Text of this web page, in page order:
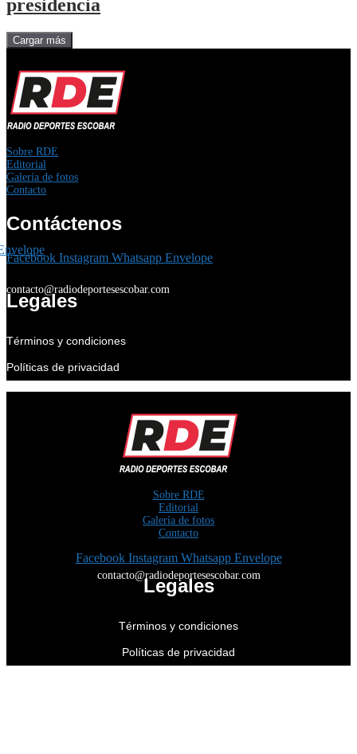
presidencia
Cargar más
Sobre RDE
Editorial
Galería de fotos
Contacto
Contáctenos
Facebook Instagram Whatsapp Envelope
contacto@radiodeportesescobar.com
Legales
Términos y condiciones
Políticas de privacidad
Sobre RDE
Editorial
Galería de fotos
Contacto
Facebook Instagram Whatsapp Envelope
contacto@radiodeportesescobar.com
Legales
Términos y condiciones
Políticas de privacidad